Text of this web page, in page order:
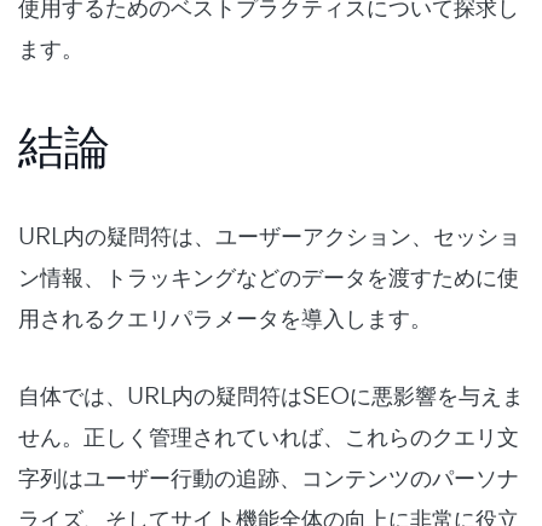
使用するためのベストプラクティスについて探求し
ます。
結論
URL内の疑問符は、ユーザーアクション、セッショ
ン情報、トラッキングなどのデータを渡すために使
用されるクエリパラメータを導入します。
自体では、URL内の疑問符はSEOに悪影響を与えま
せん。正しく管理されていれば、これらのクエリ文
字列はユーザー行動の追跡、コンテンツのパーソナ
ライズ、そしてサイト機能全体の向上に非常に役立